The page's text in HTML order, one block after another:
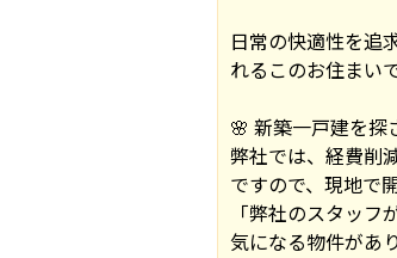
日常の快適性を追
れるこのお住まい
🌸 新築一戸建を探
弊社では、経費削
ですので、現地で
「弊社のスタッ
気になる物件があ